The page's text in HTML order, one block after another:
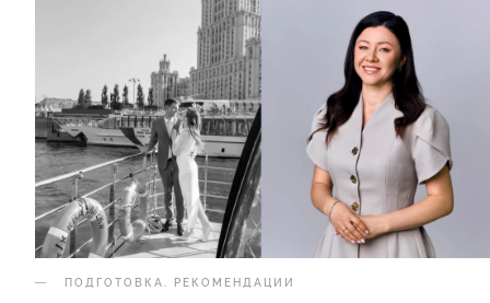
ПОДГОТОВКА РЕКОМЕНДАЦИИ